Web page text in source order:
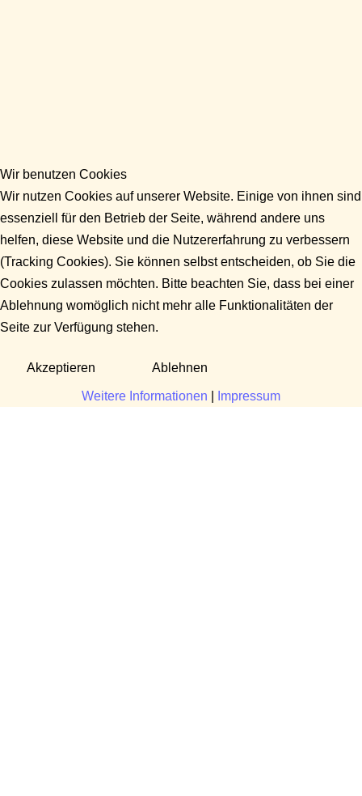
Wir benutzen Cookies
Wir nutzen Cookies auf unserer Website. Einige von ihnen sind
essenziell für den Betrieb der Seite, während andere uns
helfen, diese Website und die Nutzererfahrung zu verbessern
(Tracking Cookies). Sie können selbst entscheiden, ob Sie die
Cookies zulassen möchten. Bitte beachten Sie, dass bei einer
Ablehnung womöglich nicht mehr alle Funktionalitäten der
Seite zur Verfügung stehen.
Akzeptieren Ablehnen
Weitere Informationen Impressum